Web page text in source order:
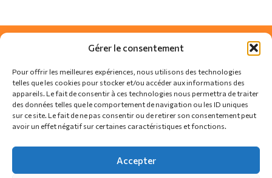
Gérer le consentement
Pour offrir les meilleures expériences, nous utilisons des technologies
telles que les cookies pour stocker et/ou accéder aux informations des
appareils. Le fait de consentir à ces technologies nous permettra de traiter
des données telles que le comportement de navigation ou les ID uniques
sur ce site. Le fait de ne pas consentir ou de retirer son consentement peut
avoir un effet négatif sur certaines caractéristiques et fonctions.
Accepter
SUIVEZ-NOUS SUR